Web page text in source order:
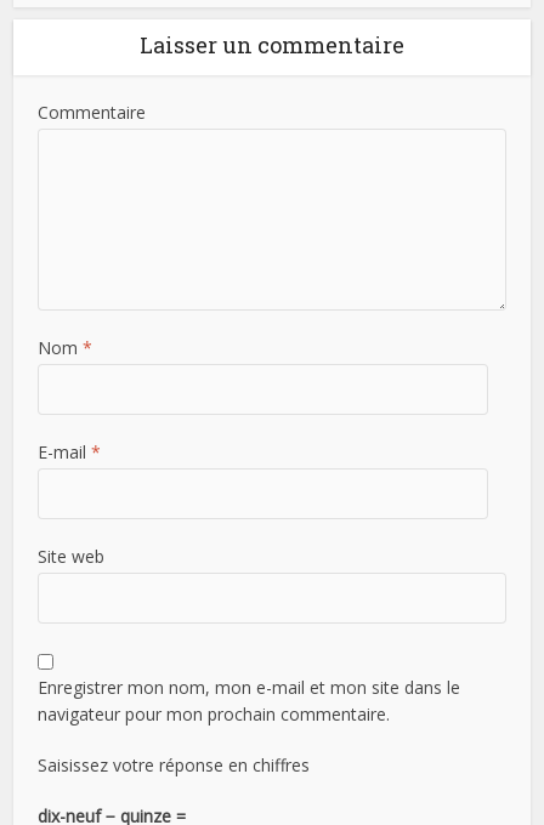
Laisser un commentaire
Commentaire
Nom*
E-mail*
Site web
Enregistrer mon nom, mon e-mail et mon site dans le
navigateur pour mon prochain commentaire.
Saisissez votre réponse en chiffres
dix-neuf − quinze =